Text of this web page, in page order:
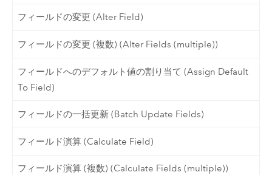
フィールドの変更 (Alter Field)
フィールドの変更 (複数) (Alter Fields (multiple))
フィールドへのデフォルト値の割り当て (Assign Default
To Field)
フィールドの一括更新 (Batch Update Fields)
フィールド演算 (Calculate Field)
フィールド演算 (複数) (Calculate Fields (multiple))